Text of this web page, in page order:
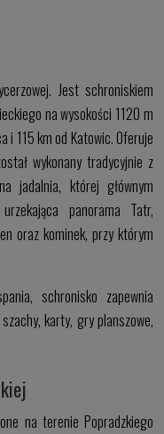
Jest schroniskiem
na wysokości 1120 m
i 115 km od Katowic. Oferuje
wykonany tradycyjnie z
jadalnia, której głównym
panorama Tatr,
oraz kominek, przy którym
schronisko zapewnia
karty, gry planszowe,
na terenie Popradzkiego